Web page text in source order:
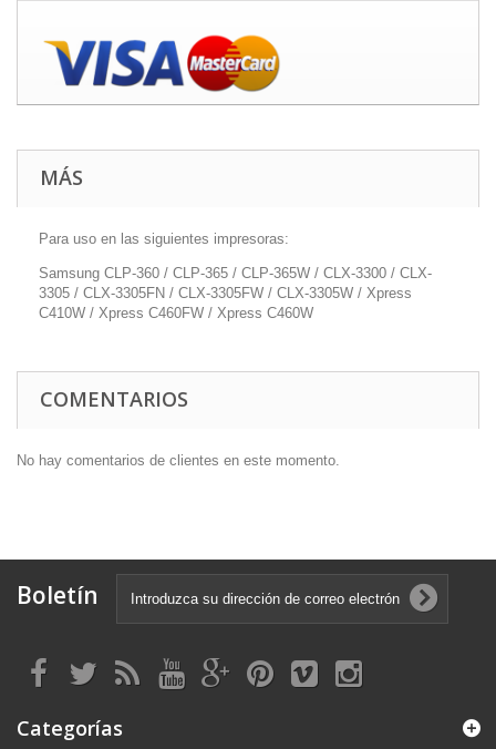
MÁS
Para uso en las siguientes impresoras:
Samsung CLP-360 / CLP-365 / CLP-365W / CLX-3300 / CLX-
3305 / CLX-3305FN / CLX-3305FW / CLX-3305W / Xpress
C410W / Xpress C460FW / Xpress C460W
COMENTARIOS
No hay comentarios de clientes en este momento.
Boletín
Categorías